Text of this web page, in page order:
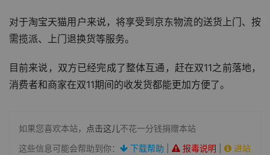
对于淘宝天猫用户来说，将享受到京东物流的送货上门、按
需揽派、上门退换货等服务。
目前来说，双方已经完成了整体互通，赶在双11之前落地，
消费者和商家在双11期间的收发货都能更加方便了。
如果您喜欢本站， 点击这儿不花一分钱捐赠本站
这些信息可能会帮助到你：
下载帮助 报毒说明
进站